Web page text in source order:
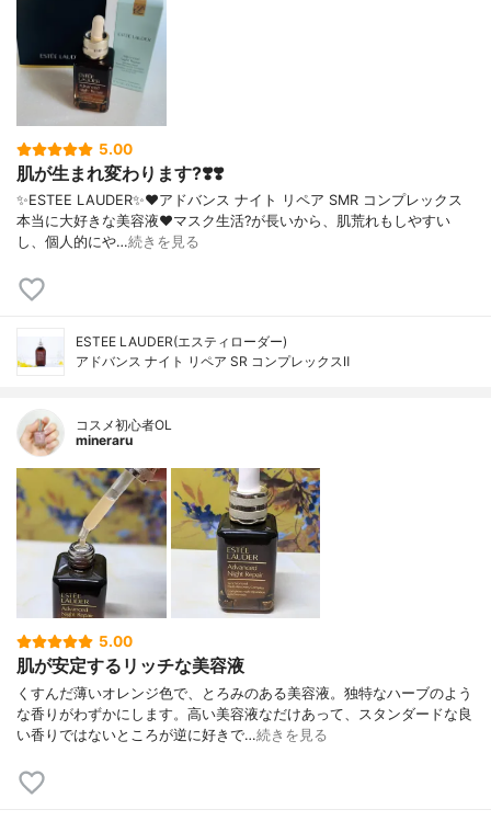
5.00
肌が生まれ変わります?❣️❣️
✨ESTEE LAUDER✨❤︎アドバンス ナイト リペア SMR コンプレックス
本当に大好きな美容液❤️マスク生活?が長いから、肌荒れもしやすい
し、個人的にや…続きを見る
ESTEE LAUDER(エスティローダー)
アドバンス ナイト リペア SR コンプレックスⅡ
コスメ初心者OL
mineraru
5.00
肌が安定するリッチな美容液
くすんだ薄いオレンジ色で、とろみのある美容液。独特なハーブのよう
な香りがわずかにします。高い美容液なだけあって、スタンダードな良
い香りではないところが逆に好きで…続きを見る